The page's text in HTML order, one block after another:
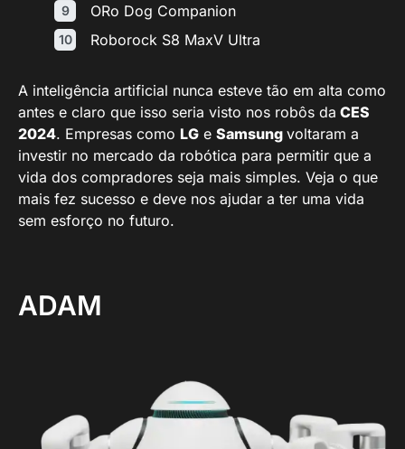
ORo Dog Companion
Roborock S8 MaxV Ultra
A inteligência artificial nunca esteve tão em alta como
antes e claro que isso seria visto nos robôs da CES
2024. Empresas como LG e Samsung voltaram a
investir no mercado da robótica para permitir que a
vida dos compradores seja mais simples. Veja o que
mais fez sucesso e deve nos ajudar a ter uma vida
sem esforço no futuro.
ADAM